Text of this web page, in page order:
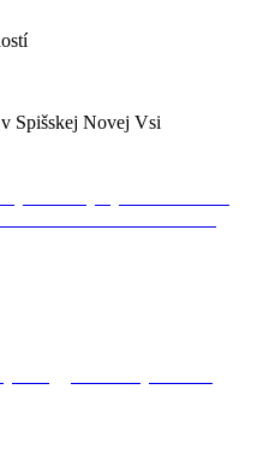
Spišskej Novej Vsi